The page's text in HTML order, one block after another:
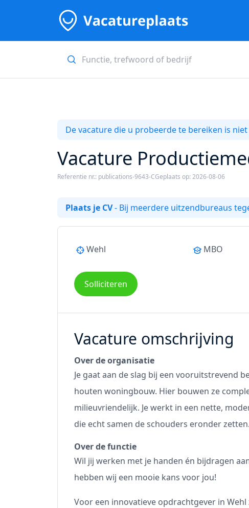
De vacature die u probeerde te bereiken is
Vacature
Referentie nr.: publications-9643-CGeplaats op: 2026-08-06
Plaats je CV- Bij meerdere uitzendbureaus
Wehl MBO
Solliciteren
Vacature omschrijving
Over de organisatie
Je gaat aan de slag bij een vooruitstrevend
houten woningbouw. Hier bouwen ze
milieuvriendelijk. Je werkt in een nette,
die echt samen de schouders eronder zetten.
Over de functie
Wil jij werken met je handen én bijdragen
hebben wij een mooie kans voor jou!
Voor een innovatieve opdrachtgever in